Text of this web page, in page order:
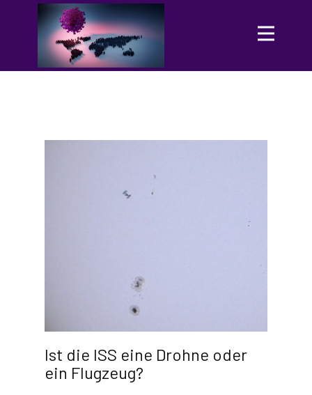
Ist die ISS eine Drohne oder
ein Flugzeug?